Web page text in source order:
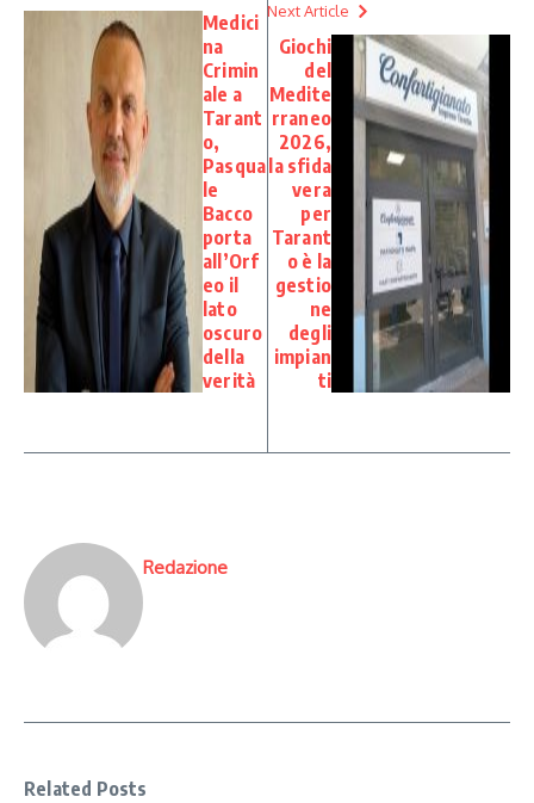
Medici
na
Crimin
ale a
Tarant
o,
Pasqua
le
Bacco
porta
all’Orf
eo il
lato
oscuro
della
verità
Next Article
Giochi
del
Medite
rraneo
2026,
la sfida
vera
per
Tarant
o è la
gestio
ne
degli
impian
ti
Redazione
Related Posts